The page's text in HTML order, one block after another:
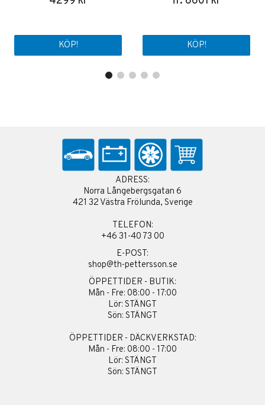
KÖP! KÖP!
ADRESS:
Norra Långebergsgatan 6
421 32 Västra Frölunda, Sverige
TELEFON:
+46 31-40 73 00
E-POST:
shop@th-pettersson.se
ÖPPETTIDER - BUTIK:
Mån - Fre: 08:00 - 17:00
Lör: STÄNGT
Sön: STÄNGT
ÖPPETTIDER - DÄCKVERKSTAD:
Mån - Fre: 08:00 - 17:00
Lör: STÄNGT
Sön: STÄNGT